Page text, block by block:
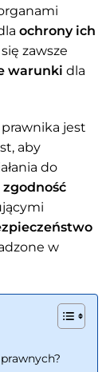
ochrony ich
zawsze
warunki dla
jest
aby
do
zgodność
w